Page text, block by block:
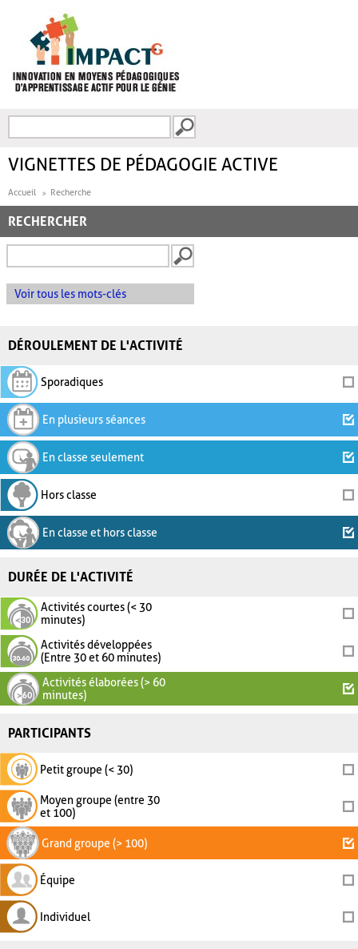
FORMULAIRE DE
VIGNETTES DE PÉDAGOGIE ACTIVE
Accueil Recherche
RECHERCHER
Voir tous les mots-clés
DÉROULEMENT DE L'ACTIVITÉ
Sporadiques
En plusieurs séances
En classe seulement
Hors classe
En classe et hors classe
DURÉE DE L'ACTIVITÉ
Activités courtes (< 30
minutes)
Activités développées
(Entre 30 et 60 minutes)
Activités élaborées (> 60
minutes)
PARTICIPANTS
Petit groupe (< 30)
Moyen groupe (entre 30
et 100)
Grand groupe (> 100)
Équipe
Individuel